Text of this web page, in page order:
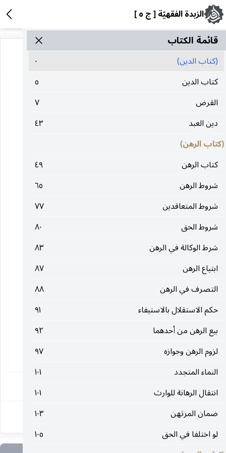
الزبدة الفقهيّة [ ج ٥ ]
قائمة الکتاب
(کتاب الدین)
٠
کتاب الدین
٥
القرض
٧
دين العبد
٤٣
(كتاب الرهن)
كتاب الرهن
٤٩
شروط الرهن
٦٥
شروط المتعاقدين
٧٧
شروط الحق
٨٠
شرط الوكالة في الرهن
٨٣
ابتياع الرهن
٨٧
التصرف في الرهن
٨٨
حكم الاستقلال بالاستيفاء
٩١
بيع الرهن من أحدهما
٩٢
لزوم الرهن وجوازه
٩٧
النماء المتجدد
١٠١
انتقال الرهانة للوارث
١٠١
ضمان المرتهن
١٠٣
لو اختلفا في الحق
١٠٥